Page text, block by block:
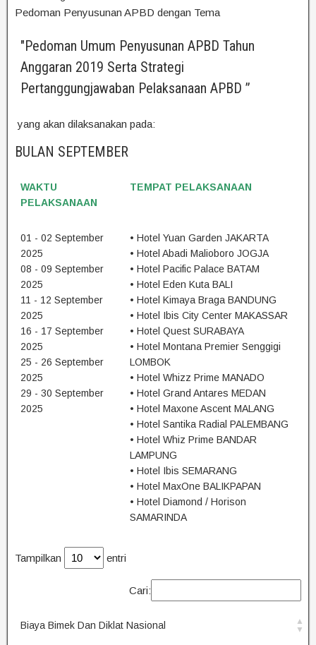
Pedoman Penyusunan APBD dengan Tema
"Pedoman Umum Penyusunan APBD Tahun
Anggaran 2019 Serta Strategi
Pertanggungjawaban Pelaksanaan APBD ”
yang akan dilaksanakan pada:
BULAN SEPTEMBER
WAKTU
PELAKSANAAN
TEMPAT PELAKSANAAN
01 - 02 September
2025
08 - 09 September
2025
11 - 12 September
2025
16 - 17 September
2025
25 - 26 September
2025
29 - 30 September
2025
• Hotel Yuan Garden JAKARTA
• Hotel Abadi Malioboro JOGJA
• Hotel Pacific Palace BATAM
• Hotel Eden Kuta BALI
• Hotel Kimaya Braga BANDUNG
• Hotel Ibis City Center MAKASSAR
• Hotel Quest SURABAYA
• Hotel Montana Premier Senggigi
LOMBOK
• Hotel Whizz Prime MANADO
• Hotel Grand Antares MEDAN
• Hotel Maxone Ascent MALANG
• Hotel Santika Radial PALEMBANG
• Hotel Whiz Prime BANDAR
LAMPUNG
• Hotel Ibis SEMARANG
• Hotel MaxOne BALIKPAPAN
• Hotel Diamond / Horison
SAMARINDA
Tampilkan entri
Cari:
Biaya Bimek Dan Diklat Nasional